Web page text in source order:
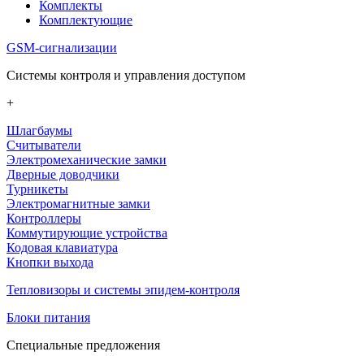
Комплекты
Комплектующие
GSM-сигнализации
Системы контроля и управления доступом
+
Шлагбаумы
Считыватели
Электромеханические замки
Дверные доводчики
Турникеты
Электромагнитные замки
Контроллеры
Коммутирующие устройства
Кодовая клавиатура
Кнопки выхода
Тепловизоры и системы эпидем-контроля
Блоки питания
Специальные предложения